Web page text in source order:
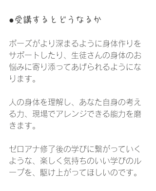
●受講するとどうなるか
ポーズがより深まるように身体作りを
サポートしたり、生徒さんの身体のお
悩みに寄り添ってあげられるようにな
ります。
人の身体を理解し、あなた自身の考え
る力、現場でアレンジできる能力を磨
きます。
ゼロアナ修了後の学びに繋がっていく
ような、楽しく気持ちのいい学びのル
ープを、駆け上がってほしいのです。